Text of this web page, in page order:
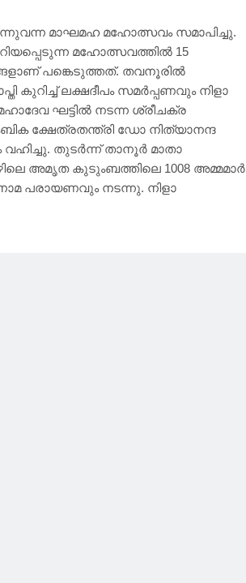
മാഘമഹ മഹോത്സവം സമാപിച്ചു.
മഹോത്സവത്തിൽ 15
പങ്കെടുത്തത്. തവനൂരിൽ
കുറിച്ച് ലക്ഷദീപം സമർപ്പണവും നിളാ
ഘട്ടിൽ നടന്ന ശ്രീചക്ര
ക്ഷേത്രതന്ത്രി ഡോ നിത്യാനന്ദ
തുടർന്ന് താനൂർ മാതാ
അമൃത കുടുംബത്തിലെ 1008 അമ്മമാർ
പരായണവും നടന്നു. നിളാ